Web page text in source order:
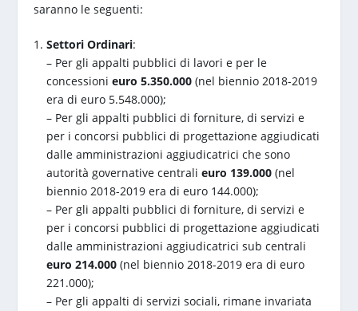
saranno le seguenti:
Settori Ordinari:
– Per gli appalti pubblici di lavori e per le
concessionieuro 5.350.000(nel biennio 2018-2019
era di euro 5.548.000);
– Per gli appalti pubblici di forniture, di servizi e
per i concorsi pubblici di progettazione aggiudicati
dalle amministrazioni aggiudicatrici che sono
autorità governative centralieuro 139.000(nel
biennio 2018-2019 era di euro 144.000);
– Per gli appalti pubblici di forniture, di servizi e
per i concorsi pubblici di progettazione aggiudicati
dalle amministrazioni aggiudicatrici sub centrali
euro 214.000(nel biennio 2018-2019 era di euro
221.000);
– Per gli appalti di servizi sociali, rimane invariata